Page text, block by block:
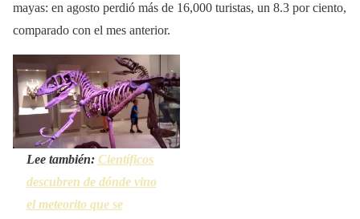
mayas: en agosto perdió más de 16,000 turistas, un 8.3 por ciento,
comparado con el mes anterior.
Lee también: Científicos
descubren de dónde vino
el meteorito que se